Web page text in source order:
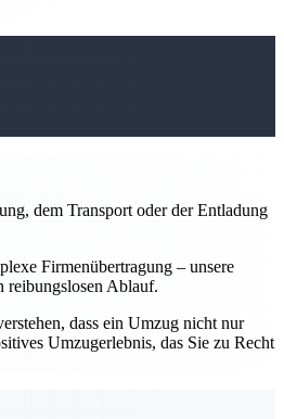
dem Transport oder der Entladung
Firmenübertragung – unsere
reibungslosen Ablauf.
dass ein Umzug nicht nur
Umzugerlebnis, das Sie zu Recht